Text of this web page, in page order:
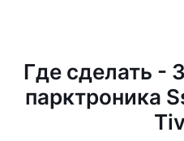
Где сделать -
парктроника